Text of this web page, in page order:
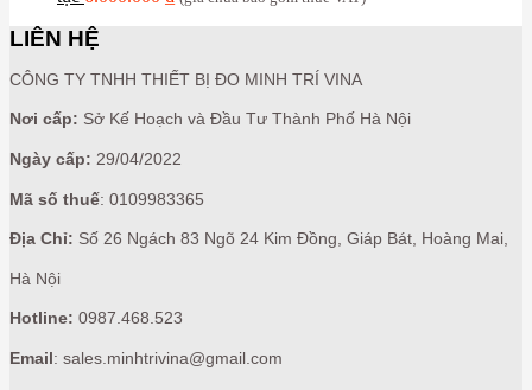
LIÊN HỆ
CÔNG TY TNHH THIẾT BỊ ĐO MINH TRÍ VINA
Nơi cấp: Sở Kế Hoạch và Đầu Tư Thành Phố Hà Nội
Ngày cấp: 29/04/2022
Mã số thuế: 0109983365
Địa Chỉ: Số 26 Ngách 83 Ngõ 24 Kim Đồng, Giáp Bát, Hoàng Mai,
Hà Nội
Hotline: 0987.468.523
Email : sales.minhtrivina@gmail.com